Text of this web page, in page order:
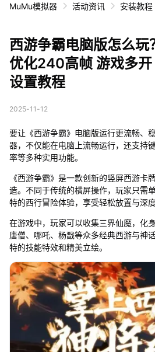
MuMu模拟器 活动资讯 安装教程
西游争霸电脑版怎么玩
优化240高帧 游戏多
设置教程
2025-11-12
要让《西游争霸》电脑版运行更流畅、
器，不仅能在电脑上流畅运行，还支持
率等多种实用功能。
《西游争霸》是一款创新的竖屏西游卡
造。不同于传统的横屏操作，玩家只需
特的西行冒险体验，享受轻松放置与深
在游戏中，玩家可以收集三界仙魔，化
唐僧、哪吒、杨戬等众多经典西游与神
特的技能特效和精美立绘。